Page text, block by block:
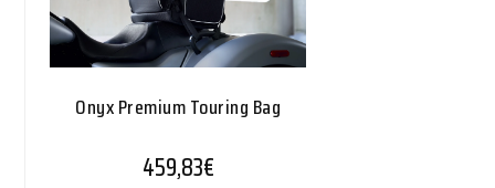
Onyx Premium Touring Bag
459,83€